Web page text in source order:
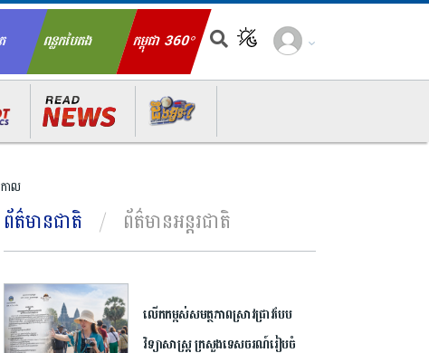
ពន្លកបៃតង កម្ពុជា 360°
for:
ាល
ព័ត៌មានជាតិ ព័ត៌មានអន្តរជាតិ
លើកកម្ពស់​សមត្ថភាព​ស្រាវជ្រាវ​បែប​
វិទ្យាសាស្ត្រ​ ក្រសួង​ទេសចរណ៍​រៀបចំ​